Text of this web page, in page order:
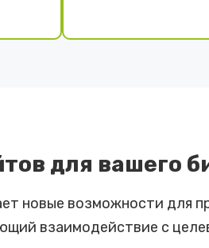
для вашего
новые возможности для
взаимодействие с